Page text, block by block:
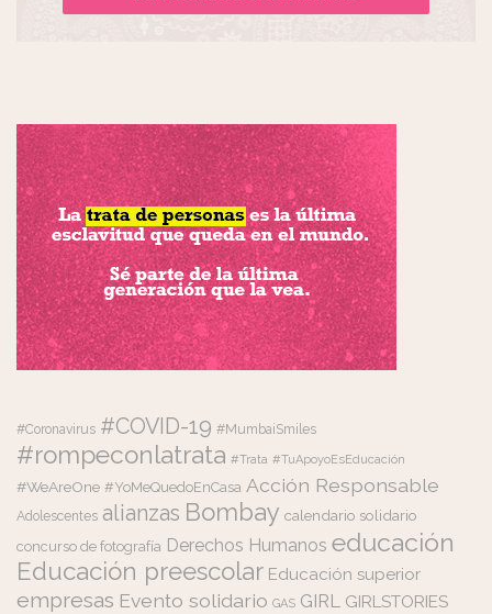
#Coronavirus #COVID-19 #MumbaiSmiles
#rompeconlatrata #Trata #TuApoyoEsEducación
#WeAreOne #YoMeQuedoEnCasa Acción Responsable
Adolescentes alianzas Bombay calendario solidario
concurso de fotografía Derechos Humanos educación
Educación preescolar Educación superior
empresas Evento solidario GAS GIRL GIRLSTORIES